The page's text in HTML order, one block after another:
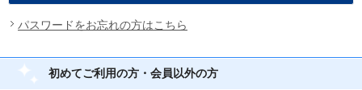
パスワードをお忘れの方はこちら
初めてご利用の方・会員以外の方